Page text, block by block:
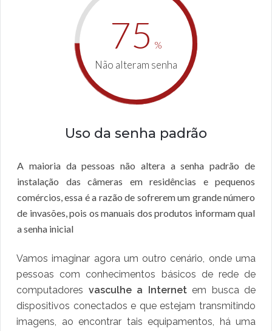
75 %
Não alteram senha
Uso da senha padrão
A maioria da pessoas não altera a senha padrão de
instalação das câmeras em residências e pequenos
comércios, essa é a razão de sofrerem um grande número
de invasões, pois os manuais dos produtos informam qual
a senha inicial
Vamos imaginar agora um outro cenário, onde uma
pessoas com conhecimentos básicos de rede de
computadores vasculhe a Internetem busca de
dispositivos conectados e que estejam transmitindo
imagens, ao encontrar tais equipamentos, há uma